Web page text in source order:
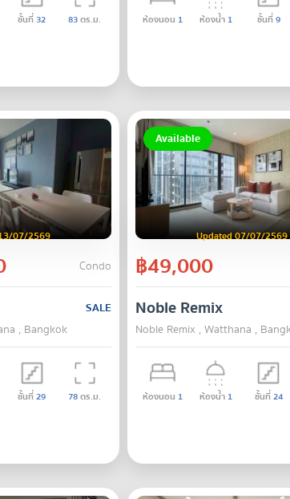
ชั้นที่32 83ตร.ม. ห้องนอน 1 ห้องน้ำ 1 ชั้นที่9
07/2569
Condo
SALE
, Bangkok
ชั้นที่29 78ตร.ม.
Available
Updated 07/07/2569
฿49,000
Noble Remix
Noble Remix , Watthana ,
ห้องนอน 1 ห้องน้ำ 1 ชั้นที่24